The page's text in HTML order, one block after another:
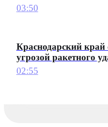
03:50
Краснодарский край
угрозой ракетного
02:55